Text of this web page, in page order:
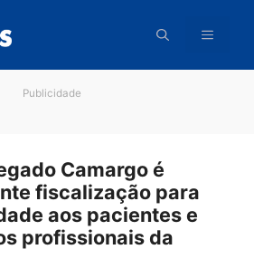
Camargo é
fiscalização para
aos pacientes e
profissionais da